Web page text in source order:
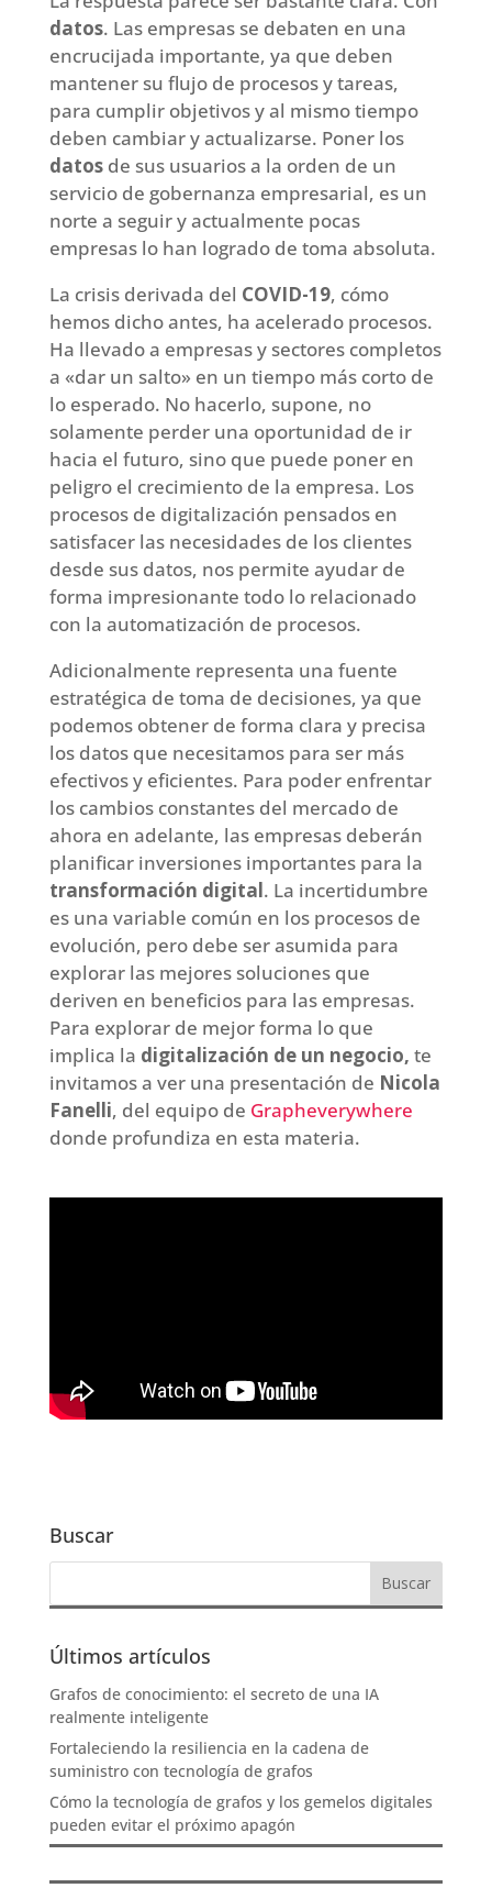
datos. Las empresas se debaten en una
encrucijada importante, ya que deben
mantener su flujo de procesos y tareas,
para cumplir objetivos y al mismo tiempo
deben cambiar y actualizarse. Poner los
datosde sus usuarios a la orden de un
servicio de gobernanza empresarial, es un
norte a seguir y actualmente pocas
empresas lo han logrado de toma absoluta.
La crisis derivada del COVID-19, cómo
hemos dicho antes, ha acelerado procesos.
Ha llevado a empresas y sectores completos
a «dar un salto» en un tiempo más corto de
lo esperado. No hacerlo, supone, no
solamente perder una oportunidad de ir
hacia el futuro, sino que puede poner en
peligro el crecimiento de la empresa. Los
procesos de digitalización pensados en
satisfacer las necesidades de los clientes
desde sus datos, nos permite ayudar de
forma impresionante todo lo relacionado
con la automatización de procesos.
Adicionalmente representa una fuente
estratégica de toma de decisiones, ya que
podemos obtener de forma clara y precisa
los datos que necesitamos para ser más
efectivos y eficientes. Para poder enfrentar
los cambios constantes del mercado de
ahora en adelante, las empresas deberán
planificar inversiones importantes para la
transformación digital. La incertidumbre
es una variable común en los procesos de
evolución, pero debe ser asumida para
explorar las mejores soluciones que
deriven en beneficios para las empresas.
Para explorar de mejor forma lo que
implica la digitalización de un negocio, te
invitamos a ver una presentación de Nicola
Fanelli, del equipo de Grapheverywhere
donde profundiza en esta materia.
Buscar
Últimos artículos
Grafos de conocimiento: el secreto de una IA
realmente inteligente
Fortaleciendo la resiliencia en la cadena de
suministro con tecnología de grafos
Cómo la tecnología de grafos y los gemelos digitales
pueden evitar el próximo apagón